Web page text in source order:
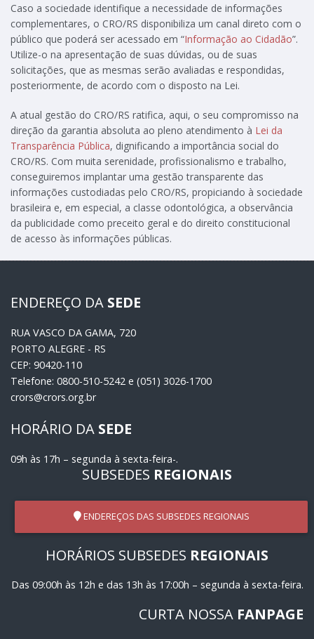
Caso a sociedade identifique a necessidade de informações
complementares, o CRO/RS disponibiliza um canal direto com o
público que poderá ser acessado em “Informação ao Cidadão”.
Utilize-o na apresentação de suas dúvidas, ou de suas
solicitações, que as mesmas serão avaliadas e respondidas,
posteriormente, de acordo com o disposto na Lei.
A atual gestão do CRO/RS ratifica, aqui, o seu compromisso na
direção da garantia absoluta ao pleno atendimento à Lei da
Transparência Pública, dignificando a importância social do
CRO/RS. Com muita serenidade, profissionalismo e trabalho,
conseguiremos implantar uma gestão transparente das
informações custodiadas pelo CRO/RS, propiciando à sociedade
brasileira e, em especial, a classe odontológica, a observância
da publicidade como preceito geral e do direito constitucional
de acesso às informações públicas.
ENDEREÇO DA SEDE
RUA VASCO DA GAMA, 720
PORTO ALEGRE - RS
CEP: 90420-110
Telefone: 0800-510-5242 e (051) 3026-1700
crors@crors.org.br
HORÁRIO DA SEDE
09h às 17h – segunda à sexta-feira-.
SUBSEDES REGIONAIS
ENDEREÇOS DAS SUBSEDES REGIONAIS
HORÁRIOS SUBSEDES REGIONAIS
Das 09:00h às 12h e das 13h às 17:00h – segunda à sexta-feira.
CURTA NOSSA FANPAGE